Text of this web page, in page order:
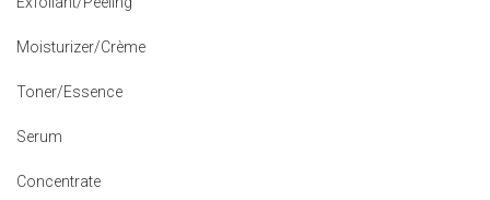
Moisturizer/Crème
Toner/Essence
Serum
Concentrate